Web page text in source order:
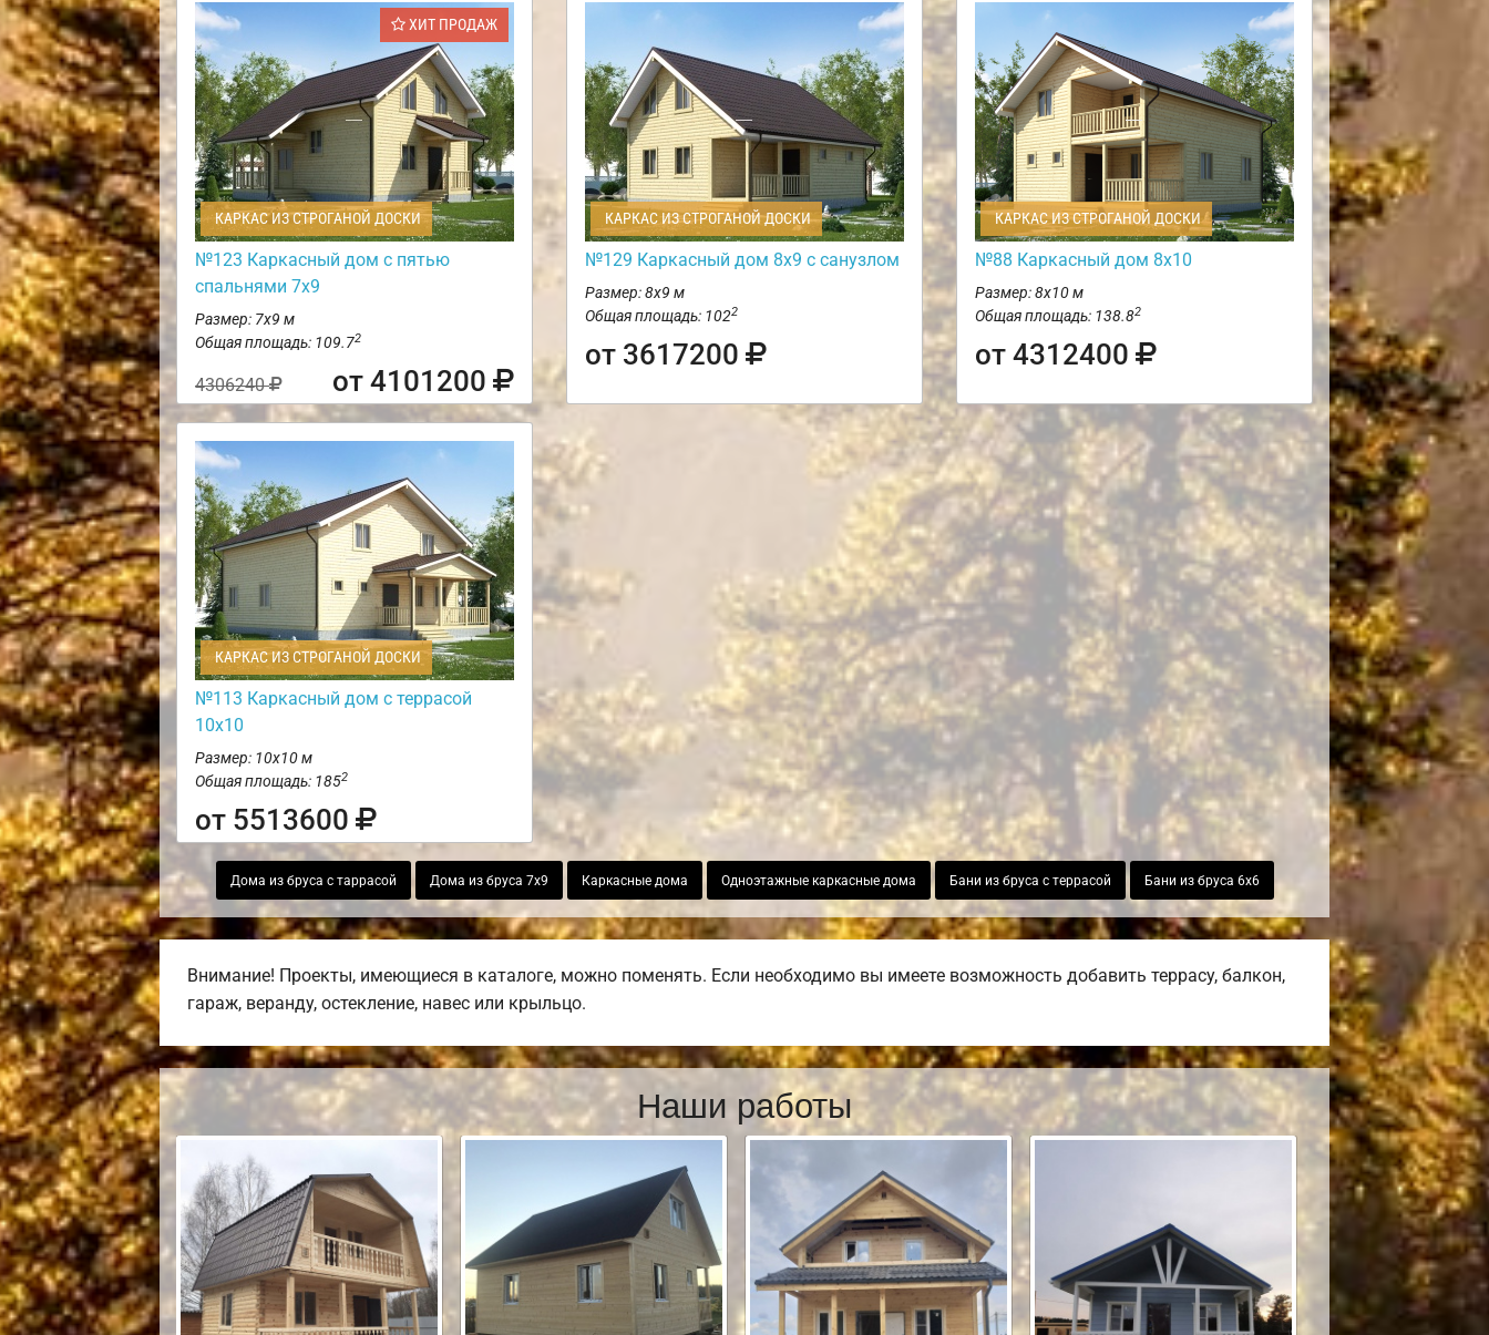
ХИТ ПРОДАЖ
КАРКАС ИЗ СТРОГАНОЙ ДОСКИ
№123 Каркасный дом с пятью
спальнями 7х9
Размер: 7х9 м
Общая площадь: 109.72
4306240 от 4101200
КАРКАС ИЗ СТРОГАНОЙ ДОСКИ
№129 Каркасный дом 8х9 с санузлом
Размер: 8х9 м
Общая площадь: 1022
от 3617200
КАРКАС ИЗ СТРОГАНОЙ ДОСКИ
№88 Каркасный дом 8х10
Размер: 8х10 м
Общая площадь: 138.82
от 4312400
КАРКАС ИЗ СТРОГАНОЙ ДОСКИ
№113 Каркасный дом с террасой
10х10
Размер: 10х10 м
Общая площадь: 1852
от 5513600
Дома из бруса с таррасой Дома из бруса 7х9 Каркасные дома Одноэтажные каркасные дома Бани из бруса с террасой Бани из бруса 6х6
Внимание! Проекты, имеющиеся в каталоге, можно поменять. Если необходимо вы имеете возможность добавить террасу, балкон,
гараж, веранду, остекление, навес или крыльцо.
Наши работы